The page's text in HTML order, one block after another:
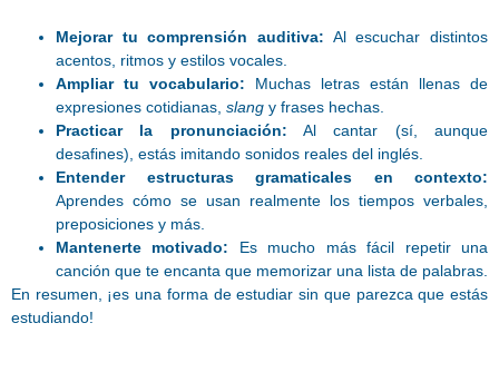
Mejorar tu comprensión auditiva: Al escuchar distintos
acentos, ritmos y estilos vocales.
Ampliar tu vocabulario: Muchas letras están llenas de
expresiones cotidianas, slang y frases hechas.
Practicar la pronunciación: Al cantar (sí, aunque
desafines), estás imitando sonidos reales del inglés.
Entender estructuras gramaticales en contexto:
Aprendes cómo se usan realmente los tiempos verbales,
preposiciones y más.
Mantenerte motivado: Es mucho más fácil repetir una
canción que te encanta que memorizar una lista de palabras.
En resumen, ¡es una forma de estudiar sin que parezca que estás
estudiando!